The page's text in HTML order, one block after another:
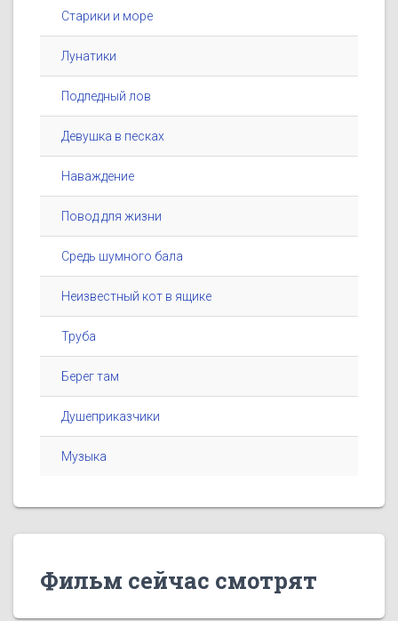
Старики и море
Лунатики
Подледный лов
Девушка в песках
Наваждение
Повод для жизни
Средь шумного бала
Неизвестный кот в ящике
Труба
Берег там
Душеприказчики
Музыка
Фильм сейчас смотрят